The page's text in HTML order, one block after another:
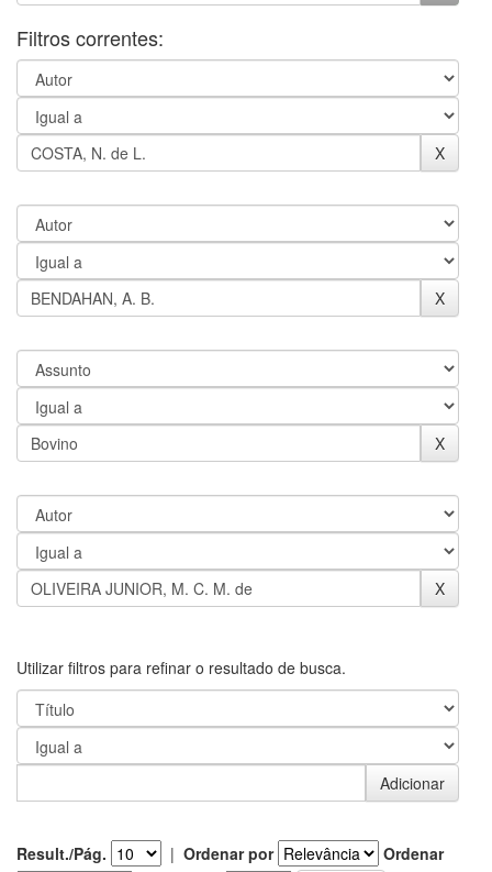
Filtros correntes:
Utilizar filtros para refinar o resultado de busca.
Result./Pág. | Ordenar por
Ordenar